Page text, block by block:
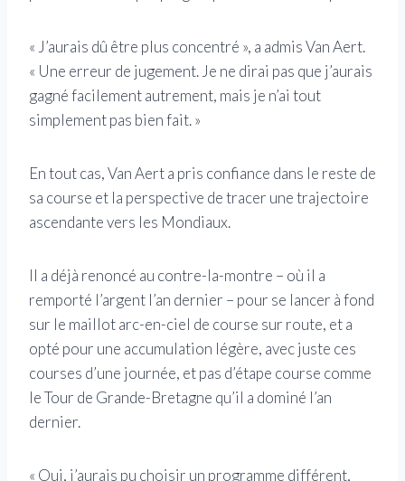
« J’aurais dû être plus concentré », a admis Van Aert.
« Une erreur de jugement. Je ne dirai pas que j’aurais
gagné facilement autrement, mais je n’ai tout
simplement pas bien fait. »
En tout cas, Van Aert a pris confiance dans le reste de
sa course et la perspective de tracer une trajectoire
ascendante vers les Mondiaux.
Il a déjà renoncé au contre-la-montre – où il a
remporté l’argent l’an dernier – pour se lancer à fond
sur le maillot arc-en-ciel de course sur route, et a
opté pour une accumulation légère, avec juste ces
courses d’une journée, et pas d’étape course comme
le Tour de Grande-Bretagne qu’il a dominé l’an
dernier.
« Oui, j’aurais pu choisir un programme différent,